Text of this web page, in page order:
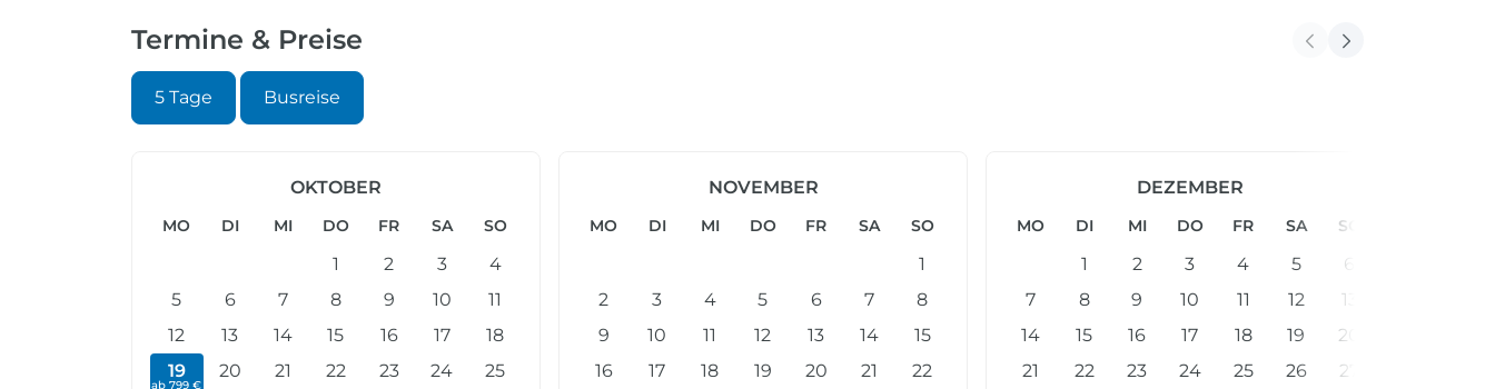
Termine & Preise
5 Tage Busreise
OKTOBER
MO DI MI DO FR SA SO
1 2 3
4
5
6 7 8 9 10
11
12
13 14 15 16 17
18
19
ab 799 €
20 21 22 23 24 25
NOVEMBER
MO DI MI DO FR SA SO
1
2
3 4 5 6 7
8
9
10 11 12 13 14
15
16
17 18 19 20 21
22
DEZEMBER
MO DI MI DO FR SA SO
1 2 3 4 5
6
7
8 9 10 11 12
13
14
15 16 17 18 19
20
21
22 23 24 25 26
27